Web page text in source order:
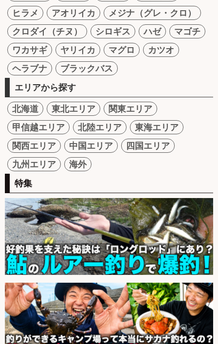
ヒラメ
アオリイカ
メジナ（グレ・クロ）
クロダイ（チヌ）
シロギス ハゼ
マゴチ
ワカサギ
ヤリイカ マグロ
カツオ
ヘラブナ
ブラックバス
エリアから探す
北海道 東北エリア
関東エリア
甲信越エリア
北陸エリア
東海エリア
関西エリア
中国エリア
四国エリア
九州エリア
海外
特集